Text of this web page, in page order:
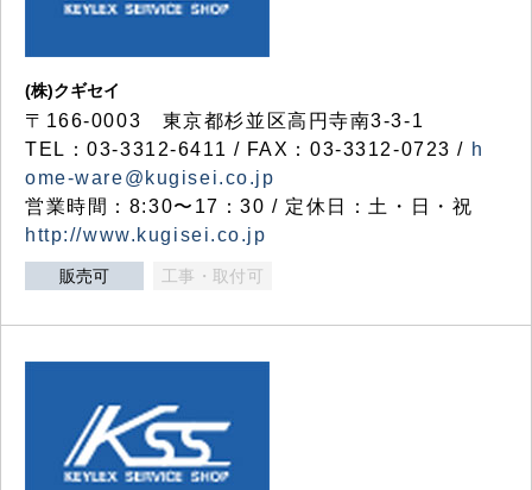
(株)クギセイ
〒166-0003 東京都杉並区高円寺南3-3-1
TEL：03-3312-6411 / FAX：03-3312-0723 / h
ome-ware@kugisei.co.jp
営業時間：8:30〜17：30 / 定休日：土・日・祝
http://www.kugisei.co.jp
販売可 工事・取付可